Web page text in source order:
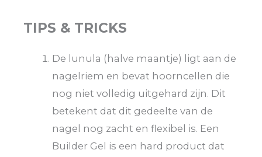
TIPS & TRICKS
De lunula (halve maantje) ligt aan de
nagelriem en bevat hoorncellen die
nog niet volledig uitgehard zijn. Dit
betekent dat dit gedeelte van de
nagel nog zacht en flexibel is. Een
Builder Gel is een hard product dat